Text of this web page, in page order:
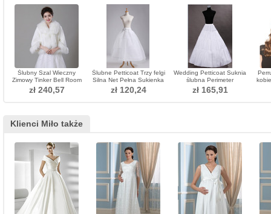
Ślubny Szal Wieczny
Zimowy Tinker Bell Room
Long Sleeve
zł 240,57
Ślubne Petticoat Trzy felgi
Silna Net Pełna Sukienka
Dwa paczki
zł 120,24
Wedding Petticoat Suknia
ślubna Perimeter
Bezramienna Standardowa
Elastyczna talia
zł 165,91
Klienci Miło także